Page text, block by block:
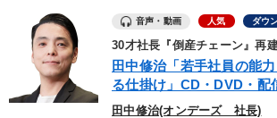
音声・動画 人気 ダウ
30才社長『倒産チェーン』再
田中修治「若手社員の能
る仕掛け」CD・DVD・配
田中修治(オンデーズ 社長)